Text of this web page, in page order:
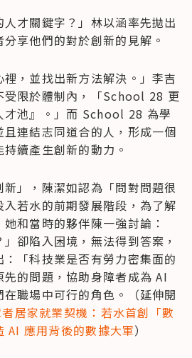
人才關鍵字？」林以涵率先拋出
享他們的對於創新的見解。
裡，並找出新方法解決。」李吉
受限於體制內，「School 28 更
才池』。」而 School 28 為學
連結志同道合的人，形成一個
續產生創新的動力。
」，陳潔如認為「問對問題很
若水的前期發展階段，為了解
和當時的夥伴陳一強討論：
」卻陷入困境，無法得到答案，
「科技業是否有勞力密集面的
的問題，協助身障者成為 AI
職場中可行的角色。（延伸閱
居家就業契機：若水首創「數
AI 應用背後的數據大軍）